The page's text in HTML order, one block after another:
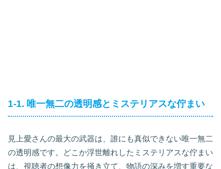
1-1. 唯一無二の透明感とミステリアスな佇まい
見上愛さんの最大の武器は、誰にも真似できない唯一無二
の透明感です。どこか浮世離れしたミステリアスな佇まい
は、視聴者の想像力を掻き立て、物語の深みを増す重要な